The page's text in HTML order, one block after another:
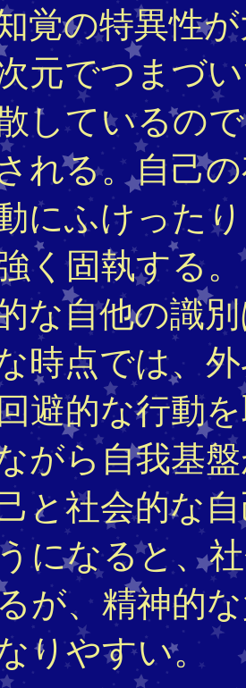
覚の特異性
元でつまづ
しているの
れる。自己
にふけった
く固執する。
な自他の識
時点では、
避的な行動
がら自我基
と社会的な
になると、
が、精神的
りやすい。